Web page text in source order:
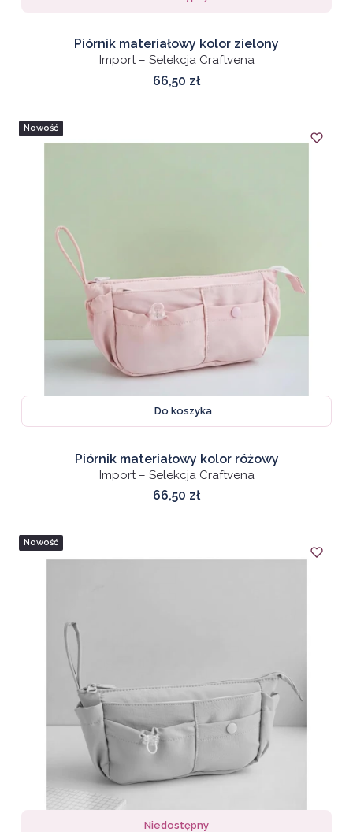
Piórnik materiałowy kolor zielony
Import – Selekcja Craftvena
Cena
66,50 zł
Nowość
Do koszyka
Piórnik materiałowy kolor różowy
Import – Selekcja Craftvena
Cena
66,50 zł
Nowość
Niedostępny